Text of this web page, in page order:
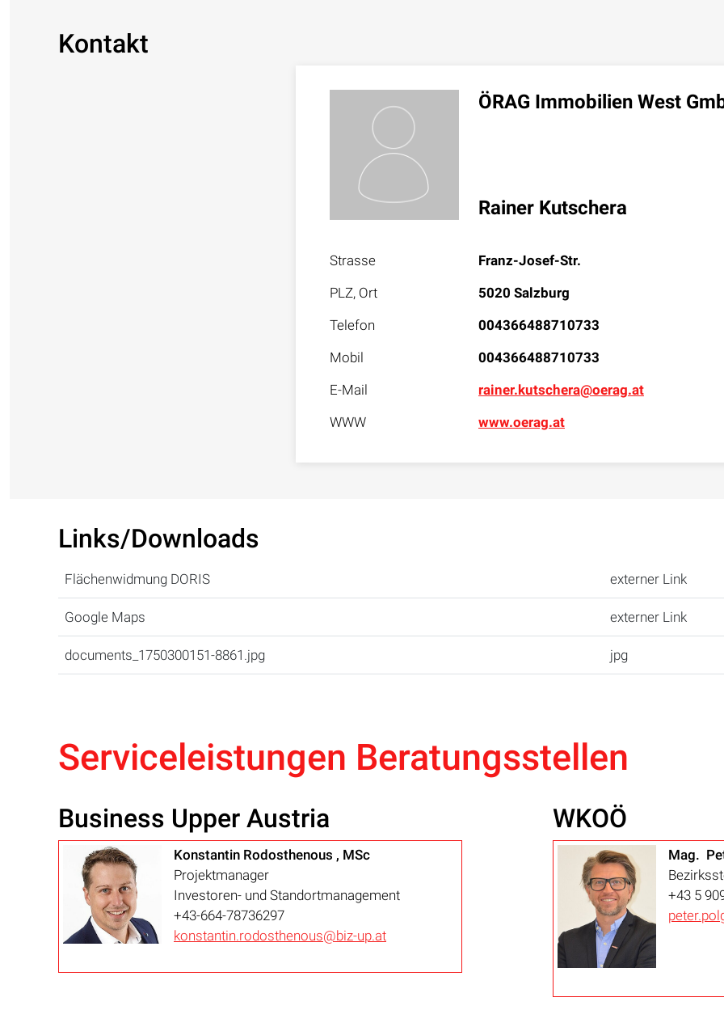
Kontakt
ÖRAG Immobilien West
Rainer Kutschera
Strasse
Franz-Josef-Str.
PLZ, Ort
5020 Salzburg
Telefon
004366488710733
Mobil
004366488710733
E-Mail
rainer.kutschera@oerag.at
WWW
www.oerag.at
Links/Downloads
Flächenwidmung DORIS externer Link
Google Maps externer Link
documents_1750300151-8861.jpg jpg
Serviceleistungen Beratungsstellen
Business Upper Austria
Konstantin Rodosthenous , MSc
Projektmanager
Investoren- und Standortmanagement
+43-664-78736297
konstantin.rodosthenous@biz-up.at
WKOÖ
Mag.
+43 5